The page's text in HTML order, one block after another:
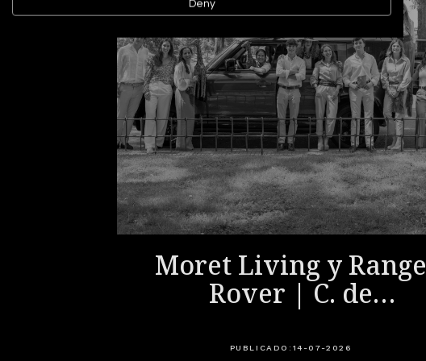
Moret Living y Range
Rover | C. de
Salamanca Madrid,
celebran una
PUBLICADO: 14-07-2026
Deny